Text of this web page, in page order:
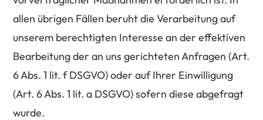
allen übrigen Fällen beruht die Verarbeitung auf
unserem berechtigten Interesse an der effektiven
Bearbeitung der an uns gerichteten Anfragen (Art.
6 Abs. 1 lit. f DSGVO) oder auf Ihrer Einwilligung
(Art. 6 Abs. 1 lit. a DSGVO) sofern diese abgefragt
wurde.